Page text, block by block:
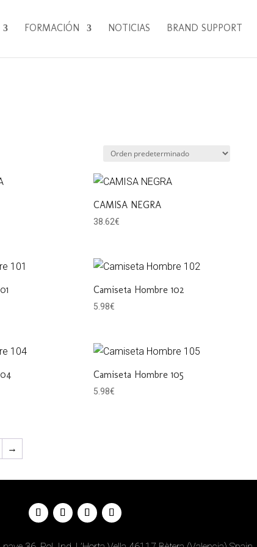
FORMACIÓN NOTICIAS BRAND SUPPORT
CAMISA NEGRA
38.62€
Camiseta Hombre 102
5.98€
Camiseta Hombre 105
5.98€
→